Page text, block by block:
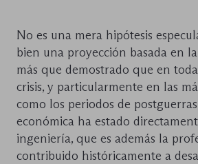
No es una mera hipótesis
bien una proyección basada en
más que demostrado que en
crisis, y particularmente en las
como los periodos de
económica ha estado
ingeniería, que es además la
contribuido históricamente a